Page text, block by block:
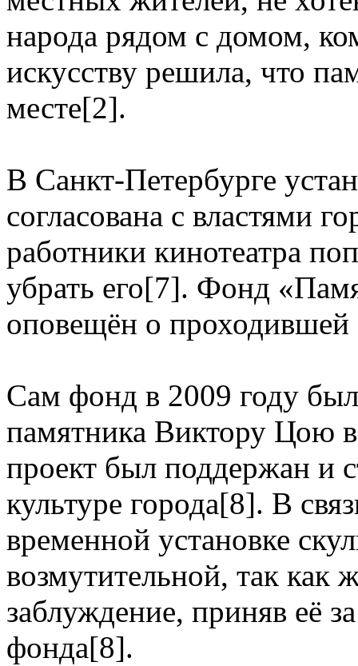
народа рядом с домом,
искусству решила, что
месте[2].
В Санкт-Петербурге
согласована с властями
работники кинотеатра
убрать его[7]. Фонд
оповещён о
Сам фонд в 2009 году
памятника Виктору Цою
проект был поддержан и
культуре города[8]. В
временной установке
возмутительной, так как
заблуждение, приняв её
фонда[8].